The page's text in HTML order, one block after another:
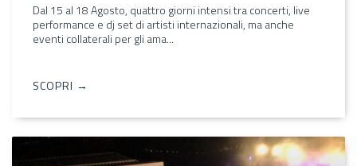
Dal 15 al 18 Agosto, quattro giorni intensi tra concerti, live
performance e dj set di artisti internazionali, ma anche
eventi collaterali per gli ama...
SCOPRI →